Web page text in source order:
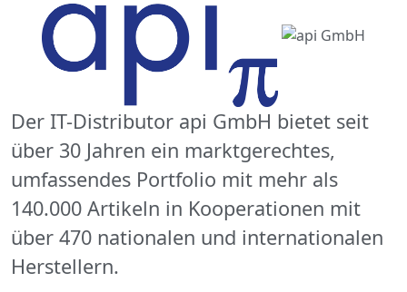
Der IT-Distributor api GmbH bietet seit
über 30 Jahren ein marktgerechtes,
umfassendes Portfolio mit mehr als
140.000 Artikeln in Kooperationen mit
über 470 nationalen und internationalen
Herstellern.